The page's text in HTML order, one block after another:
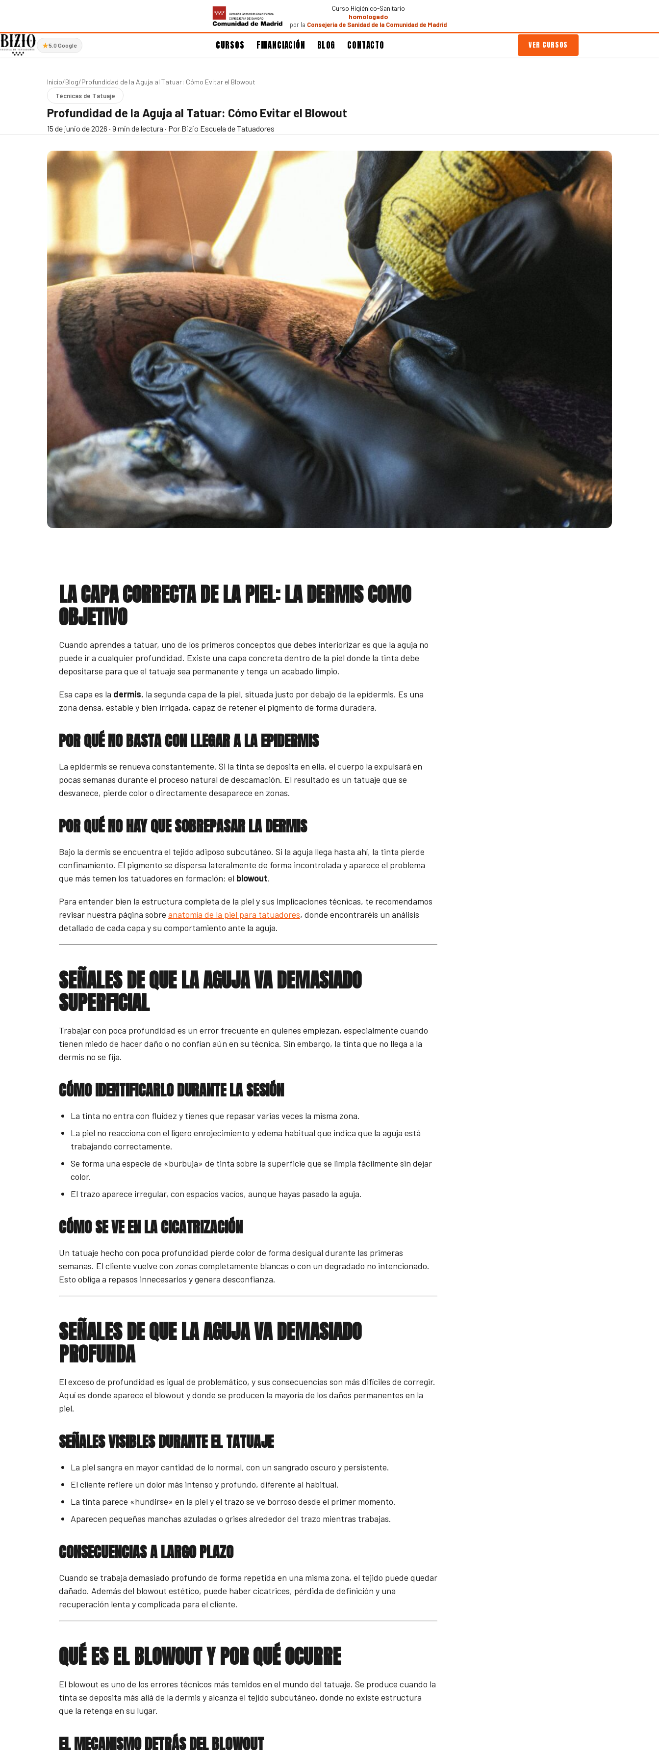
Curso Higiénico-Sanitario
homologado
por la Consejería de Sanidad de la Comunidad de Madrid
★5.0 Google CURSOS FINANCIACIÓN BLOG CONTACTO VER CURSOS
Inicio/Blog/Profundidad de la Aguja al Tatuar: Cómo Evitar el Blowout
Técnicas de Tatuaje
Profundidad de la Aguja al Tatuar: Cómo Evitar el Blowout
15 de junio de 2026 · 9 min de lectura · Por Bizio Escuela de Tatuadores
LA CAPA CORRECTA DE LA PIEL: LA DERMIS COMO
OBJETIVO
Cuando aprendes a tatuar, uno de los primeros conceptos que debes interiorizar es que la aguja no
puede ir a cualquier profundidad. Existe una capa concreta dentro de la piel donde la tinta debe
depositarse para que el tatuaje sea permanente y tenga un acabado limpio.
Esa capa es la dermis, la segunda capa de la piel, situada justo por debajo de la epidermis. Es una
zona densa, estable y bien irrigada, capaz de retener el pigmento de forma duradera.
POR QUÉ NO BASTA CON LLEGAR A LA EPIDERMIS
La epidermis se renueva constantemente. Si la tinta se deposita en ella, el cuerpo la expulsará en
pocas semanas durante el proceso natural de descamación. El resultado es un tatuaje que se
desvanece, pierde color o directamente desaparece en zonas.
POR QUÉ NO HAY QUE SOBREPASAR LA DERMIS
Bajo la dermis se encuentra el tejido adiposo subcutáneo. Si la aguja llega hasta ahí, la tinta pierde
confinamiento. El pigmento se dispersa lateralmente de forma incontrolada y aparece el problema
que más temen los tatuadores en formación: el blowout.
Para entender bien la estructura completa de la piel y sus implicaciones técnicas, te recomendamos
revisar nuestra página sobre anatomía de la piel para tatuadores, donde encontraréis un análisis
detallado de cada capa y su comportamiento ante la aguja.
SEÑALES DE QUE LA AGUJA VA DEMASIADO
SUPERFICIAL
Trabajar con poca profundidad es un error frecuente en quienes empiezan, especialmente cuando
tienen miedo de hacer daño o no confían aún en su técnica. Sin embargo, la tinta que no llega a la
dermis no se fija.
CÓMO IDENTIFICARLO DURANTE LA SESIÓN
La tinta no entra con fluidez y tienes que repasar varias veces la misma zona.
La piel no reacciona con el ligero enrojecimiento y edema habitual que indica que la aguja está
trabajando correctamente.
Se forma una especie de «burbuja» de tinta sobre la superficie que se limpia fácilmente sin dejar
color.
El trazo aparece irregular, con espacios vacíos, aunque hayas pasado la aguja.
CÓMO SE VE EN LA CICATRIZACIÓN
Un tatuaje hecho con poca profundidad pierde color de forma desigual durante las primeras
semanas. El cliente vuelve con zonas completamente blancas o con un degradado no intencionado.
Esto obliga a repasos innecesarios y genera desconfianza.
SEÑALES DE QUE LA AGUJA VA DEMASIADO
PROFUNDA
El exceso de profundidad es igual de problemático, y sus consecuencias son más difíciles de corregir.
Aquí es donde aparece el blowout y donde se producen la mayoría de los daños permanentes en la
piel.
SEÑALES VISIBLES DURANTE EL TATUAJE
La piel sangra en mayor cantidad de lo normal, con un sangrado oscuro y persistente.
El cliente refiere un dolor más intenso y profundo, diferente al habitual.
La tinta parece «hundirse» en la piel y el trazo se ve borroso desde el primer momento.
Aparecen pequeñas manchas azuladas o grises alrededor del trazo mientras trabajas.
CONSECUENCIAS A LARGO PLAZO
Cuando se trabaja demasiado profundo de forma repetida en una misma zona, el tejido puede quedar
dañado. Además del blowout estético, puede haber cicatrices, pérdida de definición y una
recuperación lenta y complicada para el cliente.
QUÉ ES EL BLOWOUT Y POR QUÉ OCURRE
El blowout es uno de los errores técnicos más temidos en el mundo del tatuaje. Se produce cuando la
tinta se deposita más allá de la dermis y alcanza el tejido subcutáneo, donde no existe estructura
que la retenga en su lugar.
EL MECANISMO DETRÁS DEL BLOWOUT